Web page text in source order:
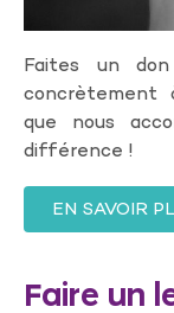
Faites un
concrètement
que nous
différence !
EN SAVOIR
Faire un